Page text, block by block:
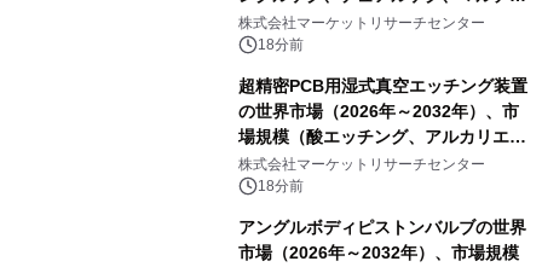
グ）・分析レポートを発表
株式会社マーケットリサーチセンター
18分前
超精密PCB用湿式真空エッチング装置
の世界市場（2026年～2032年）、市
場規模（酸エッチング、アルカリエッ
チング）・分析レポートを発表
株式会社マーケットリサーチセンター
18分前
アングルボディピストンバルブの世界
市場（2026年～2032年）、市場規模